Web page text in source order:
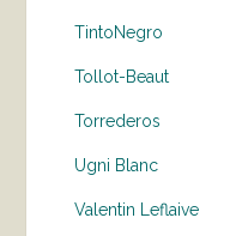
TintoNegro
Tollot-Beaut
Torrederos
Ugni Blanc
Valentin Leflaive